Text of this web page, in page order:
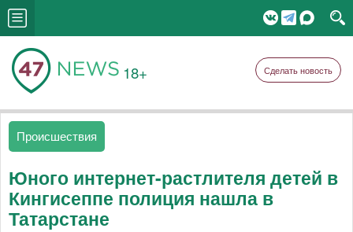
18+ Сделать новость
Происшествия
Юного интернет-растлителя детей в
Кингисеппе полиция нашла в
Татарстане